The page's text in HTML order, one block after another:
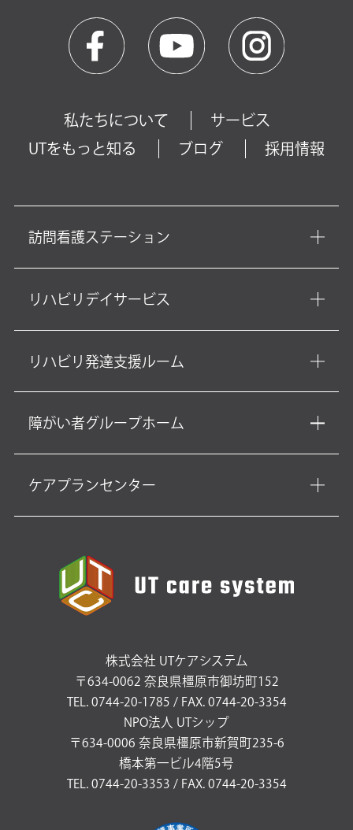
私たちについて
サービス
UTをもっと知る
ブログ 採用情報
訪問看護ステーション
リハビリデイサービス
リハビリ発達支援ルーム
障がい者グループホーム
ケアプランセンター
株式会社 UTケアシステム
〒634-0062 奈良県橿原市御坊町152
TEL. 0744-20-1785 / FAX. 0744-20-3354
NPO法人 UTシップ
〒634-0006 奈良県橿原市新賀町235-6
橋本第一ビル4階5号
TEL. 0744-20-3353 / FAX. 0744-20-3354